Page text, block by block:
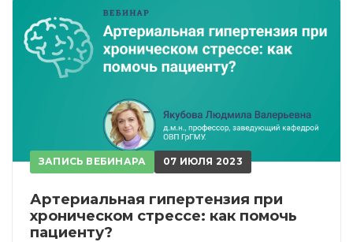
ЗАПИСЬ ВЕБИНАРА 07 ИЮЛЯ 2023
Артериальная гипертензия при
хроническом стрессе: как помочь
пациенту?